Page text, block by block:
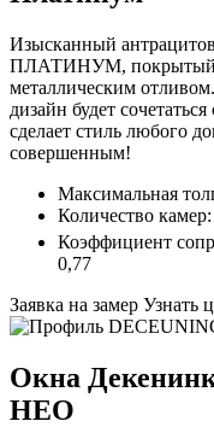
Изысканный
ПЛАТИНУМ, покрытый
металлическим
дизайн будет
сделает стиль любого
совершенным!
Максимальная
Количество
Коэффициент
0,77
Заявка на замер Узнать
Окна
НЕО